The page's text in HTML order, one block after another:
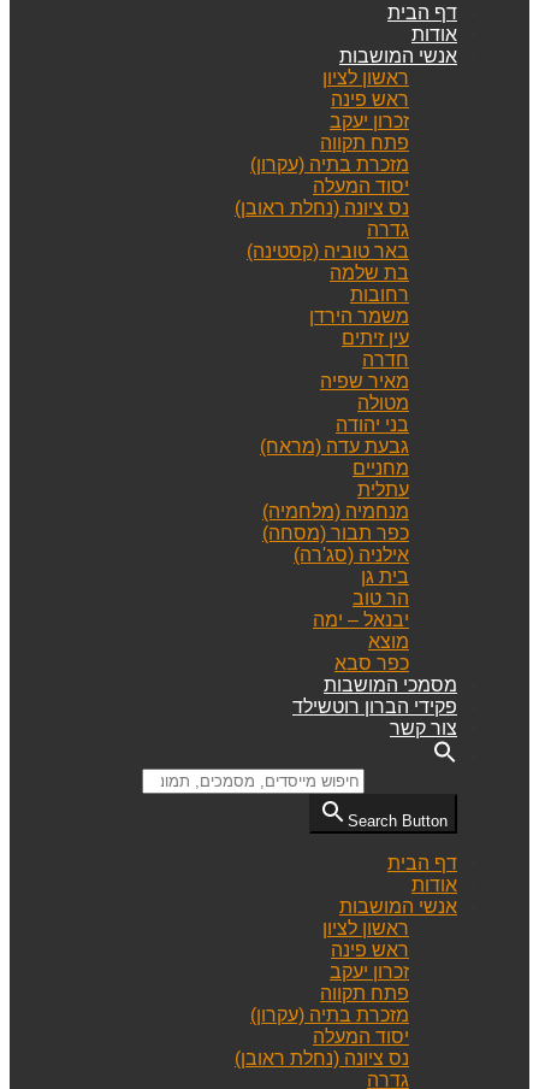
דף הבית
אודות
אנשי המושבות
ראשון לציון
ראש פינה
זכרון יעקב
פתח תקווה
מזכרת בתיה (עקרון)
יסוד המעלה
נס ציונה (נחלת ראובן)
גדרה
באר טוביה (קסטינה)
בת שלמה
רחובות
משמר הירדן
עין זיתים
חדרה
מאיר שפיה
מטולה
בני יהודה
גבעת עדה (מראח)
מחניים
עתלית
מנחמיה (מלחמיה)
כפר תבור (מסחה)
אילניה (סג'רה)
בית גן
הר טוב
יבנאל – ימה
מוצא
כפר סבא
מסמכי המושבות
פקידי הברון רוטשילד
צור קשר
Search Button
דף הבית
אודות
אנשי המושבות
ראשון לציון
ראש פינה
זכרון יעקב
פתח תקווה
מזכרת בתיה (עקרון)
יסוד המעלה
נס ציונה (נחלת ראובן)
גדרה